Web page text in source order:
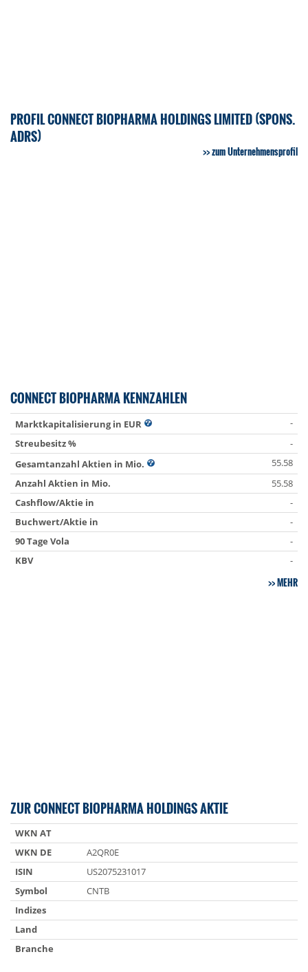
PROFIL CONNECT BIOPHARMA HOLDINGS LIMITED (SPONS.
ADRS)
zum Unternehmensprofil
CONNECT BIOPHARMA KENNZAHLEN
Marktkapitalisierung in EUR
-
Streubesitz %
-
Gesamtanzahl Aktien in Mio.
55.58
Anzahl Aktien in Mio.
55.58
Cashflow/Aktie in
-
Buchwert/Aktie in
-
90 Tage Vola
-
KBV
-
MEHR
ZUR CONNECT BIOPHARMA HOLDINGS AKTIE
WKN AT
WKN DE
A2QR0E
ISIN
US2075231017
Symbol
CNTB
Indizes
Land
Branche